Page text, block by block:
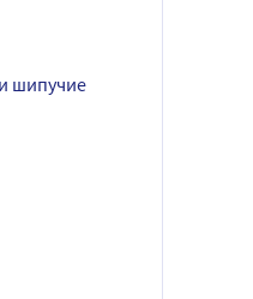
шипучие